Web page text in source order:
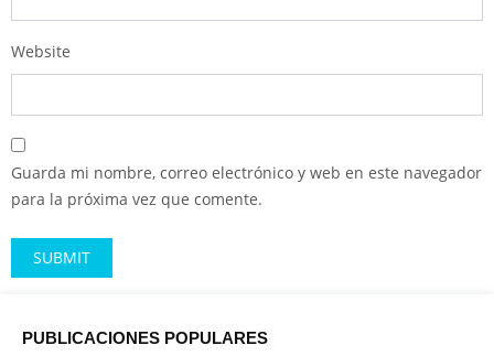
Website
Guarda mi nombre, correo electrónico y web en este navegador
para la próxima vez que comente.
PUBLICACIONES POPULARES